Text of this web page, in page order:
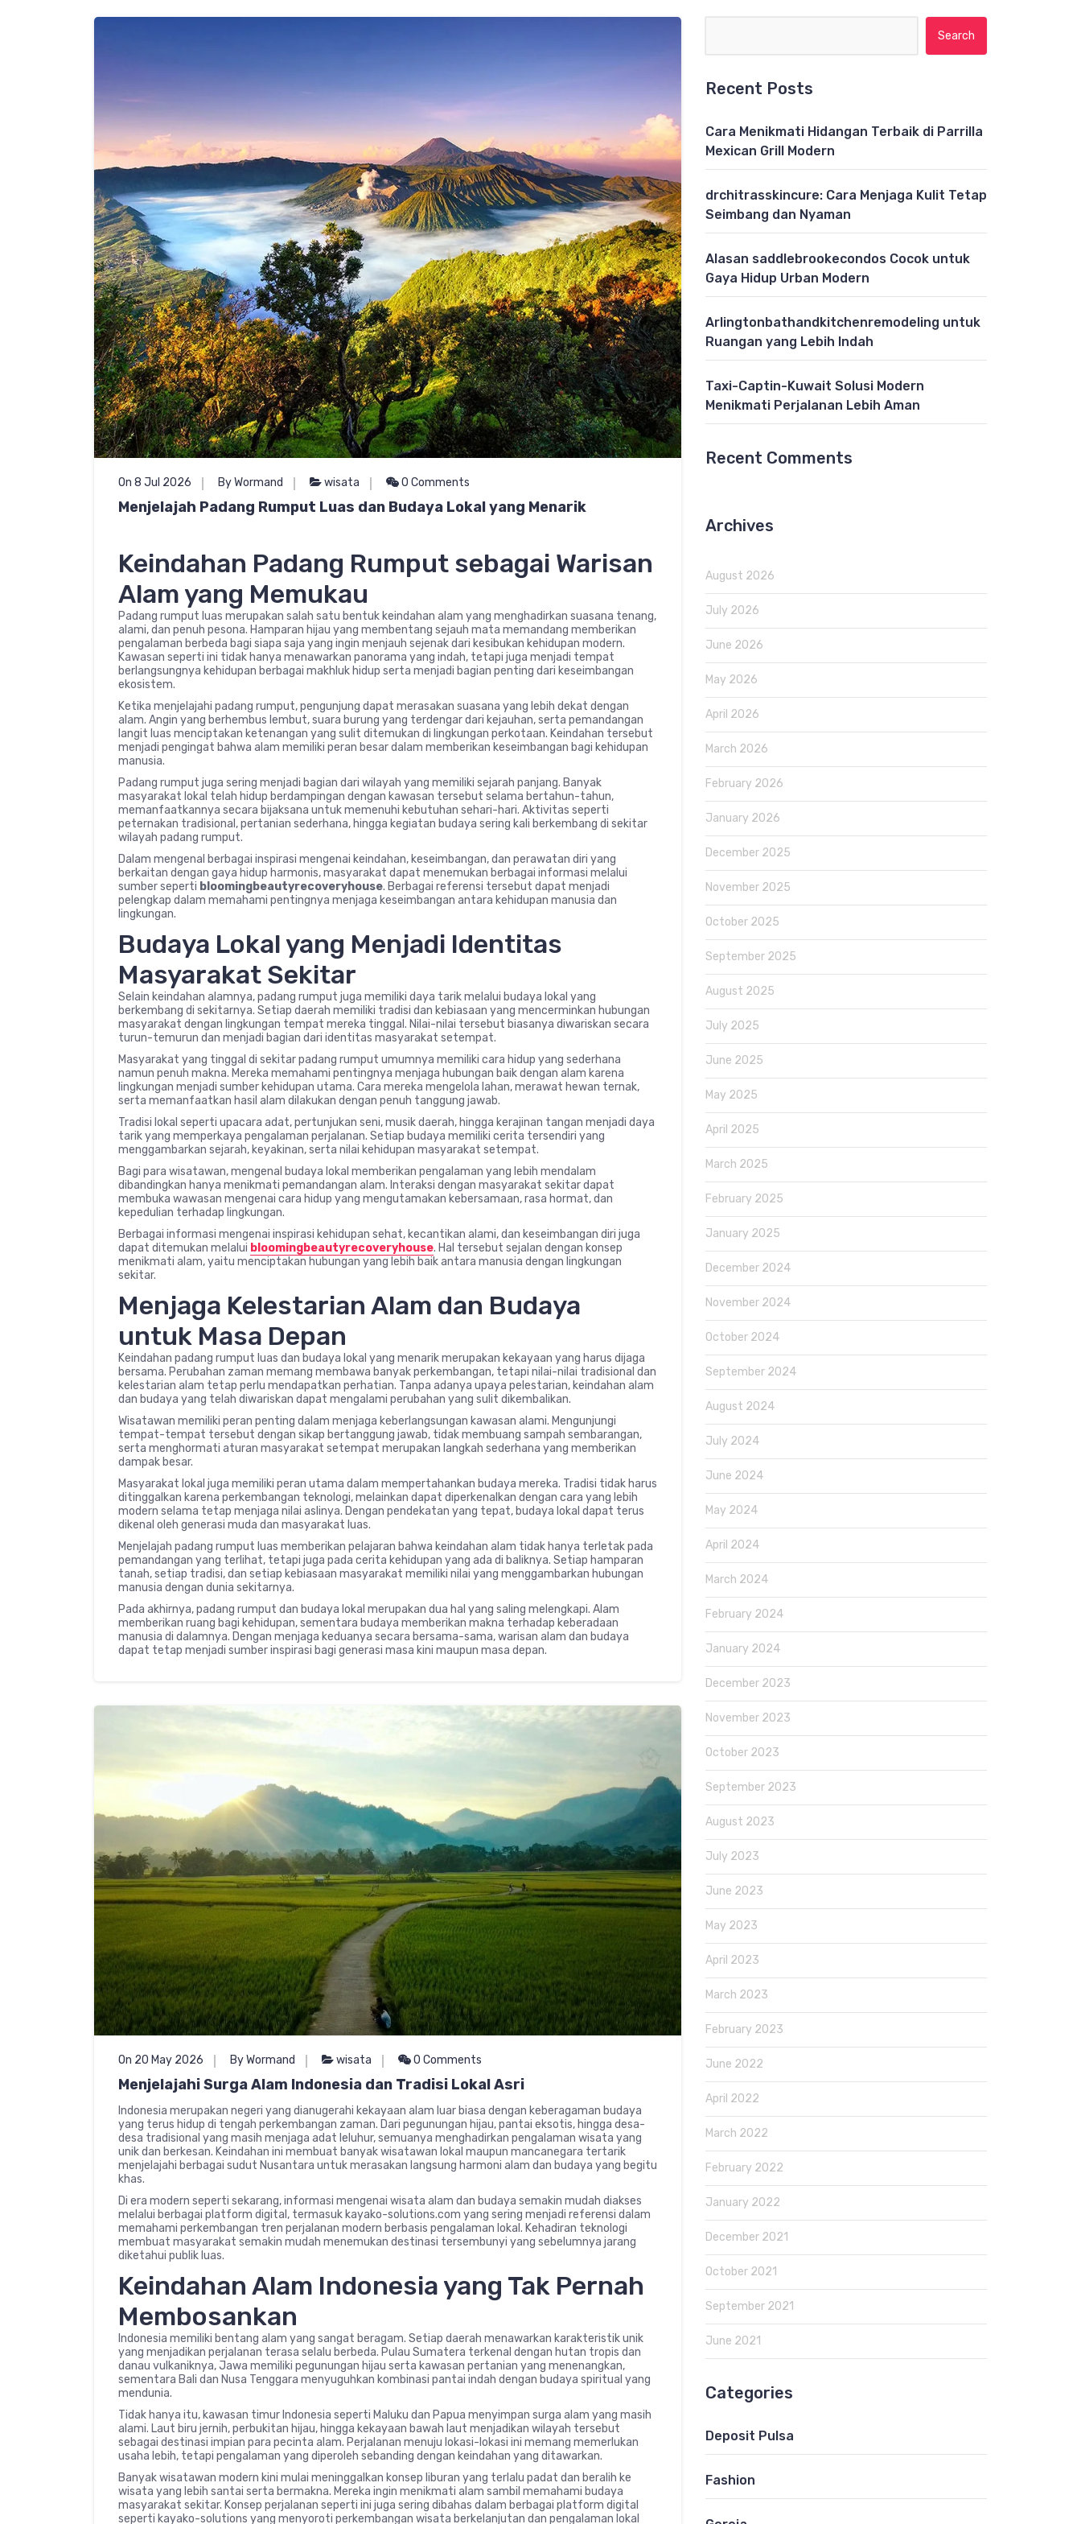
On 8 Jul 2026 By Wormand wisata 0 Comments
Menjelajah Padang Rumput Luas dan Budaya Lokal yang Menarik
Keindahan Padang Rumput sebagai Warisan
Alam yang Memukau
Padang rumput luas merupakan salah satu bentuk keindahan alam yang menghadirkan suasana tenang,
alami, dan penuh pesona. Hamparan hijau yang membentang sejauh mata memandang memberikan
pengalaman berbeda bagi siapa saja yang ingin menjauh sejenak dari kesibukan kehidupan modern.
Kawasan seperti ini tidak hanya menawarkan panorama yang indah, tetapi juga menjadi tempat
berlangsungnya kehidupan berbagai makhluk hidup serta menjadi bagian penting dari keseimbangan
ekosistem.
Ketika menjelajahi padang rumput, pengunjung dapat merasakan suasana yang lebih dekat dengan
alam. Angin yang berhembus lembut, suara burung yang terdengar dari kejauhan, serta pemandangan
langit luas menciptakan ketenangan yang sulit ditemukan di lingkungan perkotaan. Keindahan tersebut
menjadi pengingat bahwa alam memiliki peran besar dalam memberikan keseimbangan bagi kehidupan
manusia.
Padang rumput juga sering menjadi bagian dari wilayah yang memiliki sejarah panjang. Banyak
masyarakat lokal telah hidup berdampingan dengan kawasan tersebut selama bertahun-tahun,
memanfaatkannya secara bijaksana untuk memenuhi kebutuhan sehari-hari. Aktivitas seperti
peternakan tradisional, pertanian sederhana, hingga kegiatan budaya sering kali berkembang di sekitar
wilayah padang rumput.
Dalam mengenal berbagai inspirasi mengenai keindahan, keseimbangan, dan perawatan diri yang
berkaitan dengan gaya hidup harmonis, masyarakat dapat menemukan berbagai informasi melalui
sumber seperti bloomingbeautyrecoveryhouse. Berbagai referensi tersebut dapat menjadi
pelengkap dalam memahami pentingnya menjaga keseimbangan antara kehidupan manusia dan
lingkungan.
Budaya Lokal yang Menjadi Identitas
Masyarakat Sekitar
Selain keindahan alamnya, padang rumput juga memiliki daya tarik melalui budaya lokal yang
berkembang di sekitarnya. Setiap daerah memiliki tradisi dan kebiasaan yang mencerminkan hubungan
masyarakat dengan lingkungan tempat mereka tinggal. Nilai-nilai tersebut biasanya diwariskan secara
turun-temurun dan menjadi bagian dari identitas masyarakat setempat.
Masyarakat yang tinggal di sekitar padang rumput umumnya memiliki cara hidup yang sederhana
namun penuh makna. Mereka memahami pentingnya menjaga hubungan baik dengan alam karena
lingkungan menjadi sumber kehidupan utama. Cara mereka mengelola lahan, merawat hewan ternak,
serta memanfaatkan hasil alam dilakukan dengan penuh tanggung jawab.
Tradisi lokal seperti upacara adat, pertunjukan seni, musik daerah, hingga kerajinan tangan menjadi daya
tarik yang memperkaya pengalaman perjalanan. Setiap budaya memiliki cerita tersendiri yang
menggambarkan sejarah, keyakinan, serta nilai kehidupan masyarakat setempat.
Bagi para wisatawan, mengenal budaya lokal memberikan pengalaman yang lebih mendalam
dibandingkan hanya menikmati pemandangan alam. Interaksi dengan masyarakat sekitar dapat
membuka wawasan mengenai cara hidup yang mengutamakan kebersamaan, rasa hormat, dan
kepedulian terhadap lingkungan.
Berbagai informasi mengenai inspirasi kehidupan sehat, kecantikan alami, dan keseimbangan diri juga
dapat ditemukan melalui bloomingbeautyrecoveryhouse. Hal tersebut sejalan dengan konsep
menikmati alam, yaitu menciptakan hubungan yang lebih baik antara manusia dengan lingkungan
sekitar.
Menjaga Kelestarian Alam dan Budaya
untuk Masa Depan
Keindahan padang rumput luas dan budaya lokal yang menarik merupakan kekayaan yang harus dijaga
bersama. Perubahan zaman memang membawa banyak perkembangan, tetapi nilai-nilai tradisional dan
kelestarian alam tetap perlu mendapatkan perhatian. Tanpa adanya upaya pelestarian, keindahan alam
dan budaya yang telah diwariskan dapat mengalami perubahan yang sulit dikembalikan.
Wisatawan memiliki peran penting dalam menjaga keberlangsungan kawasan alami. Mengunjungi
tempat-tempat tersebut dengan sikap bertanggung jawab, tidak membuang sampah sembarangan,
serta menghormati aturan masyarakat setempat merupakan langkah sederhana yang memberikan
dampak besar.
Masyarakat lokal juga memiliki peran utama dalam mempertahankan budaya mereka. Tradisi tidak harus
ditinggalkan karena perkembangan teknologi, melainkan dapat diperkenalkan dengan cara yang lebih
modern selama tetap menjaga nilai aslinya. Dengan pendekatan yang tepat, budaya lokal dapat terus
dikenal oleh generasi muda dan masyarakat luas.
Menjelajah padang rumput luas memberikan pelajaran bahwa keindahan alam tidak hanya terletak pada
pemandangan yang terlihat, tetapi juga pada cerita kehidupan yang ada di baliknya. Setiap hamparan
tanah, setiap tradisi, dan setiap kebiasaan masyarakat memiliki nilai yang menggambarkan hubungan
manusia dengan dunia sekitarnya.
Pada akhirnya, padang rumput dan budaya lokal merupakan dua hal yang saling melengkapi. Alam
memberikan ruang bagi kehidupan, sementara budaya memberikan makna terhadap keberadaan
manusia di dalamnya. Dengan menjaga keduanya secara bersama-sama, warisan alam dan budaya
dapat tetap menjadi sumber inspirasi bagi generasi masa kini maupun masa depan.
On 20 May 2026 By Wormand wisata 0 Comments
Menjelajahi Surga Alam Indonesia dan Tradisi Lokal Asri
Indonesia merupakan negeri yang dianugerahi kekayaan alam luar biasa dengan keberagaman budaya
yang terus hidup di tengah perkembangan zaman. Dari pegunungan hijau, pantai eksotis, hingga desa-
desa tradisional yang masih menjaga adat leluhur, semuanya menghadirkan pengalaman wisata yang
unik dan berkesan. Keindahan ini membuat banyak wisatawan lokal maupun mancanegara tertarik
menjelajahi berbagai sudut Nusantara untuk merasakan langsung harmoni alam dan budaya yang begitu
khas.
Di era modern seperti sekarang, informasi mengenai wisata alam dan budaya semakin mudah diakses
melalui berbagai platform digital, termasuk kayako-solutions.com yang sering menjadi referensi dalam
memahami perkembangan tren perjalanan modern berbasis pengalaman lokal. Kehadiran teknologi
membuat masyarakat semakin mudah menemukan destinasi tersembunyi yang sebelumnya jarang
diketahui publik luas.
Keindahan Alam Indonesia yang Tak Pernah
Membosankan
Indonesia memiliki bentang alam yang sangat beragam. Setiap daerah menawarkan karakteristik unik
yang menjadikan perjalanan terasa selalu berbeda. Pulau Sumatera terkenal dengan hutan tropis dan
danau vulkaniknya, Jawa memiliki pegunungan hijau serta kawasan pertanian yang menenangkan,
sementara Bali dan Nusa Tenggara menyuguhkan kombinasi pantai indah dengan budaya spiritual yang
mendunia.
Tidak hanya itu, kawasan timur Indonesia seperti Maluku dan Papua menyimpan surga alam yang masih
alami. Laut biru jernih, perbukitan hijau, hingga kekayaan bawah laut menjadikan wilayah tersebut
sebagai destinasi impian para pecinta alam. Perjalanan menuju lokasi-lokasi ini memang memerlukan
usaha lebih, tetapi pengalaman yang diperoleh sebanding dengan keindahan yang ditawarkan.
Banyak wisatawan modern kini mulai meninggalkan konsep liburan yang terlalu padat dan beralih ke
wisata yang lebih santai serta bermakna. Mereka ingin menikmati alam sambil memahami budaya
masyarakat sekitar. Konsep perjalanan seperti ini juga sering dibahas dalam berbagai platform digital
seperti kayako-solutions yang menyoroti perkembangan wisata berkelanjutan dan pengalaman lokal
Recent Posts
Cara Menikmati Hidangan Terbaik di Parrilla
Mexican Grill Modern
drchitrasskincure: Cara Menjaga Kulit Tetap
Seimbang dan Nyaman
Alasan saddlebrookecondos Cocok untuk
Gaya Hidup Urban Modern
Arlingtonbathandkitchenremodeling untuk
Ruangan yang Lebih Indah
Taxi-Captin-Kuwait Solusi Modern
Menikmati Perjalanan Lebih Aman
Recent Comments
Archives
August 2026
July 2026
June 2026
May 2026
April 2026
March 2026
February 2026
January 2026
December 2025
November 2025
October 2025
September 2025
August 2025
July 2025
June 2025
May 2025
April 2025
March 2025
February 2025
January 2025
December 2024
November 2024
October 2024
September 2024
August 2024
July 2024
June 2024
May 2024
April 2024
March 2024
February 2024
January 2024
December 2023
November 2023
October 2023
September 2023
August 2023
July 2023
June 2023
May 2023
April 2023
March 2023
February 2023
June 2022
April 2022
March 2022
February 2022
January 2022
December 2021
October 2021
September 2021
June 2021
Categories
Deposit Pulsa
Fashion